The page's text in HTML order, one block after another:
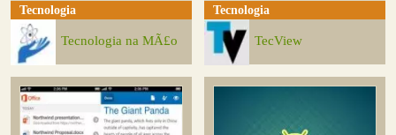
Tecnologia
Tecnologia na MÃ£o
Tecnologia
TecView